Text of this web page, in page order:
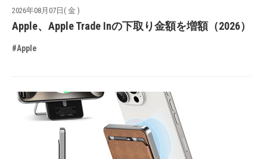
2026年08月07日( 金 )
Apple、Apple Trade Inの下取り金額を増額（2026）
#Apple